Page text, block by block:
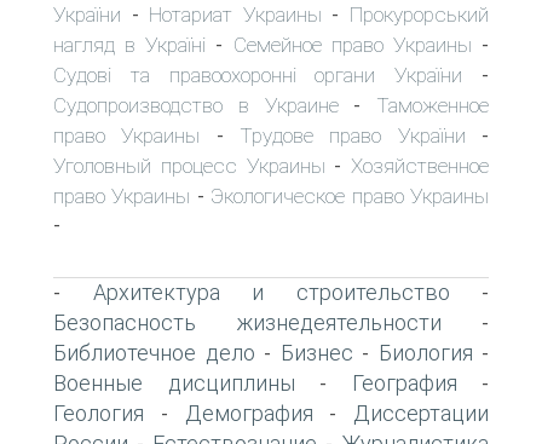
України - Нотариат Украины - Прокурорський
нагляд в Україні - Семейное право Украины -
Судові та правоохоронні органи України -
Судопроизводство в Украине- Таможенное
право Украины - Трудове право України -
Уголовный процесс Украины - Хозяйственное
право Украины - Экологическое право Украины
-
- Архитектура и строительство -
Безопасность жизнедеятельности -
Библиотечное дело - Бизнес - Биология -
Военные дисциплины - География -
Геология - Демография -
Диссертации